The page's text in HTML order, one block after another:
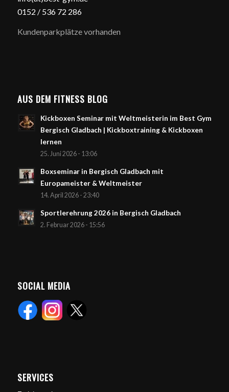
0152 / 536 72 286
Kundenparkplätze vorhanden
AUS DEM FITNESS BLOG
Kickboxen Seminar mit Weltmeisterin im Best Gym
Bergisch Gladbach | Kickboxtraining & Kickboxen
lernen
25. Juni 2026 - 13:06
Boxseminar in Bergisch Gladbach mit
Europameister & Weltmeister
14. April 2026 - 23:40
Sportlerehrung 2026 in Bergisch Gladbach
2. Februar 2026 - 15:56
SOCIAL MEDIA
SERVICES